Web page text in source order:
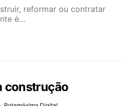
reformar ou contratar
é…
construção